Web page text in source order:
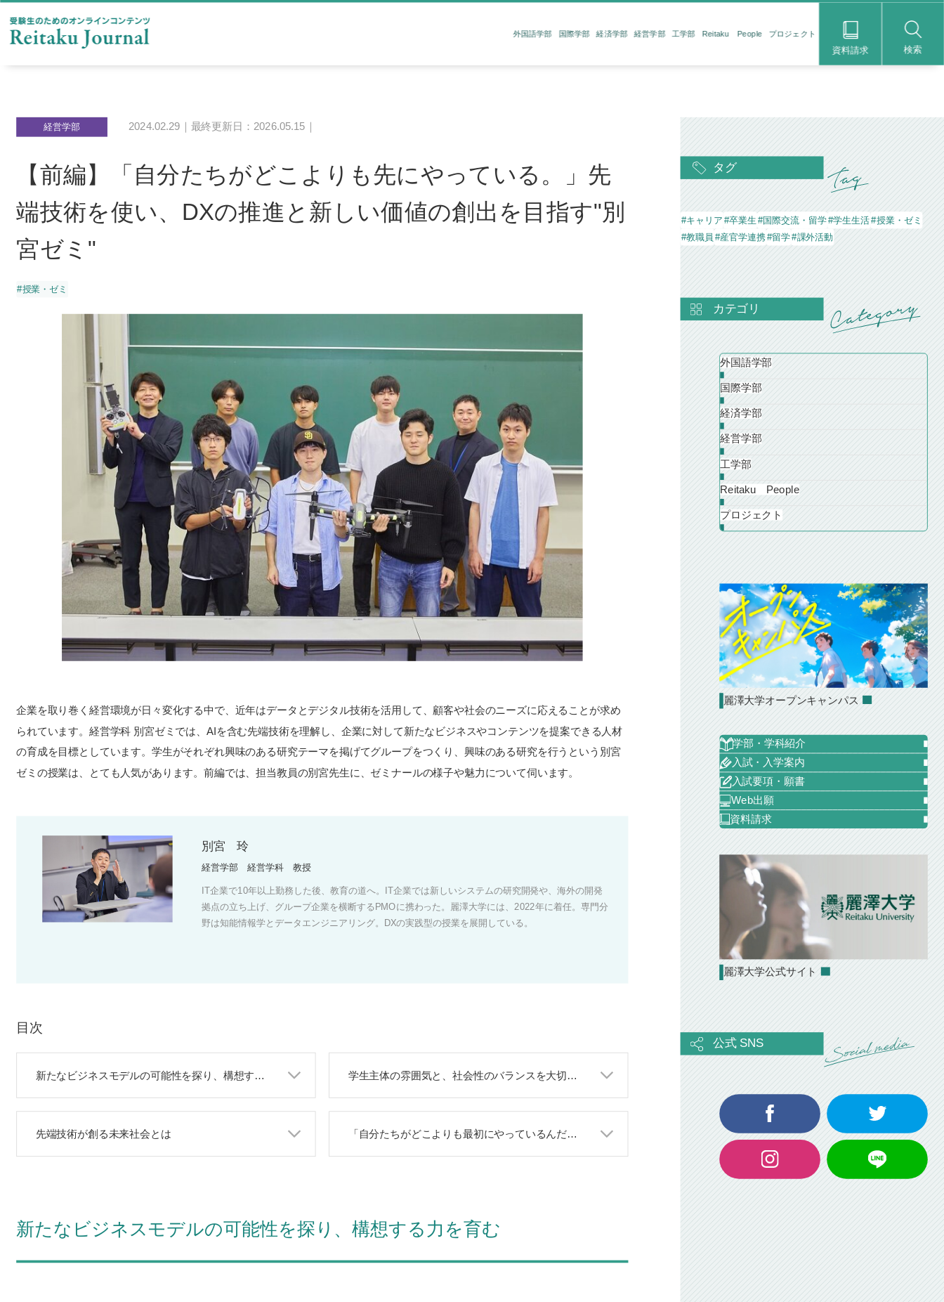
外国語学部 国際学部 経済学部 経営学部 工学部 Reitaku People プロジェクト
資料請求 検索
経営学部 2024.02.29｜最終更新日：2026.05.15｜
【前編】「自分たちがどこよりも先にやっている。」先
端技術を使い、DXの推進と新しい価値の創出を目指す"別
宮ゼミ"
#授業・ゼミ
企業を取り巻く経営環境が日々変化する中で、近年はデータとデジタル技術を活用して、顧客や社会のニーズに応えることが求め
られています。経営学科 別宮ゼミでは、AIを含む先端技術を理解し、企業に対して新たなビジネスやコンテンツを提案できる人材
の育成を目標としています。学生がそれぞれ興味のある研究テーマを掲げてグループをつくり、興味のある研究を行うという別宮
ゼミの授業は、とても人気があります。前編では、担当教員の別宮先生に、ゼミナールの様子や魅力について伺います。
別宮 玲
経営学部 経営学科 教授
IT企業で10年以上勤務した後、教育の道へ。IT企業では新しいシステムの研究開発や、海外の開発
拠点の立ち上げ、グループ企業を横断するPMOに携わった。麗澤大学には、2022年に着任。専門分
野は知能情報学とデータエンジニアリング。DXの実践型の授業を展開している。
目次
新たなビジネスモデルの可能性を探り、構想する力を育む 学生主体の雰囲気と、社会性のバランスを大切にしています
先端技術が創る未来社会とは 「自分たちがどこよりも最初にやっているんだ」という想い
新たなビジネスモデルの可能性を探り、構想する力を育む
タグ
#キャリア #卒業生 #国際交流・留学#学生生活#授業・ゼミ
#教職員 #産官学連携#留学#課外活動
カテゴリ
外国語学部
国際学部
経済学部
経営学部
工学部
Reitaku People
プロジェクト
麗澤大学オープンキャンパス
学部・学科紹介
入試・入学案内
入試要項・願書
Web出願
資料請求
麗澤大学公式サイト
公式 SNS